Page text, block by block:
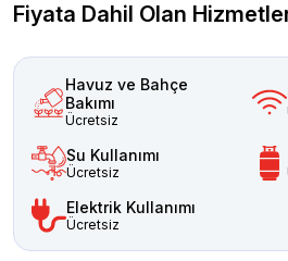
Fiyata Dahil Olan
Havuz ve Bahçe
Bakımı
Ücretsiz
Su Kullanımı
Ücretsiz
Elektrik Kullanımı
Ücretsiz